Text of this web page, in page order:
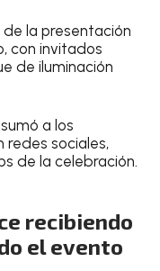
la presentación
con invitados
de iluminación
a los
redes sociales,
de la celebración.
recibiendo
el evento